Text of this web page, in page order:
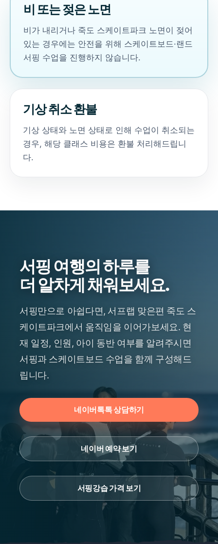
비 또는 젖은 노면
비가 내리거나 죽도 스케이트파크 노면이 젖어
있는 경우에는 안전을 위해 스케이트보드·랜드
서핑 수업을 진행하지 않습니다.
기상 취소 환불
기상 상태와 노면 상태로 인해 수업이 취소되는
경우, 해당 클래스 비용은 환불 처리해드립니
다.
서핑 여행의 하루를
더 알차게 채워보세요.
서핑만으로 아쉽다면, 서프랩 맞은편 죽도 스
케이트파크에서 움직임을 이어가보세요. 현
재 일정, 인원, 아이 동반 여부를 알려주시면
서핑과 스케이트보드 수업을 함께 구성해드
립니다.
네이버톡톡 상담하기
네이버 예약 보기
서핑강습 가격 보기